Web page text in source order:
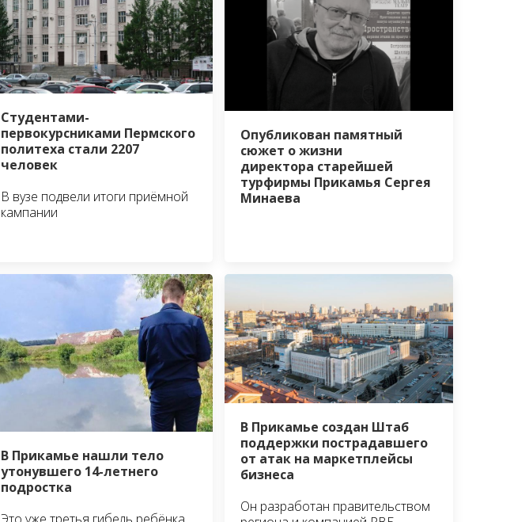
Студентами-
первокурсниками Пермского
политеха стали 2207
человек
В вузе подвели итоги приёмной
кампании
Опубликован памятный
сюжет о жизни
директора старейшей
турфирмы Прикамья Сергея
Минаева
В Прикамье нашли тело
утонувшего 14-летнего
подростка
Это уже третья гибель ребёнка
В Прикамье создан Штаб
поддержки пострадавшего
от атак на маркетплейсы
бизнеса
Он разработан правительством